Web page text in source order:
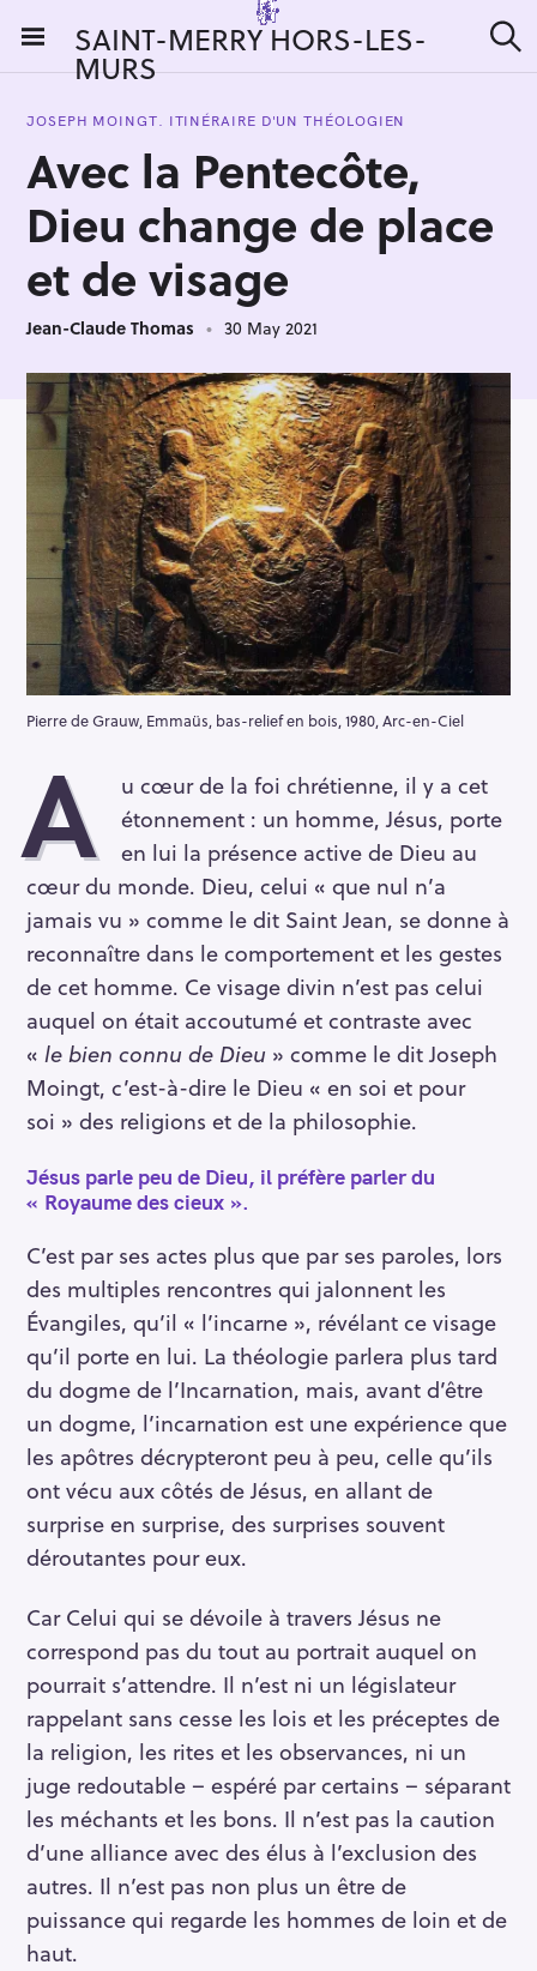
i
SAINT-MERRY HORS-LES-
MURS e
JOSEPH MOINGT. ITINÉRAIRE D'UN THÉOLOGIEN
Avec la Pentecôte,
Dieu change de place
et de visage
Jean-Claude Thomas 30 May 2021
Pierre de Grauw, Emmaüs, bas-relief en bois, 1980, Arc-en-Ciel
A
u cœur de la foi chrétienne, il y a cet
étonnement : un homme, Jésus, porte
en lui la présence active de Dieu au
cœur du monde. Dieu, celui « que nul n’a
jamais vu » comme le dit Saint Jean, se donne à
reconnaître dans le comportement et les gestes
de cet homme. Ce visage divin n’est pas celui
auquel on était accoutumé et contraste avec
« le bien connu de Dieu » comme le dit Joseph
Moingt, c’est-à-dire le Dieu « en soi et pour
soi » des religions et de la philosophie.
Jésus parle peu de Dieu, il préfère parler du
« Royaume des cieux ».
C’est par ses actes plus que par ses paroles, lors
des multiples rencontres qui jalonnent les
Évangiles, qu’il « l’incarne », révélant ce visage
qu’il porte en lui. La théologie parlera plus tard
du dogme de l’Incarnation, mais, avant d’être
un dogme, l’incarnation est une expérience que
les apôtres décrypteront peu à peu, celle qu’ils
ont vécu aux côtés de Jésus, en allant de
surprise en surprise, des surprises souvent
déroutantes pour eux.
Car Celui qui se dévoile à travers Jésus ne
correspond pas du tout au portrait auquel on
pourrait s’attendre. Il n’est ni un législateur
rappelant sans cesse les lois et les préceptes de
la religion, les rites et les observances, ni un
juge redoutable – espéré par certains – séparant
les méchants et les bons. Il n’est pas la caution
d’une alliance avec des élus à l’exclusion des
autres. Il n’est pas non plus un être de
puissance qui regarde les hommes de loin et de
haut.